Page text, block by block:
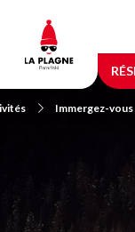
contenu
principal
Immergez-